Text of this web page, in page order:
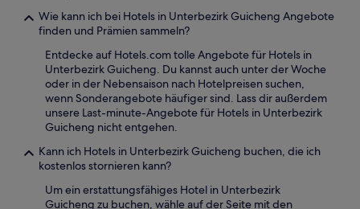
Wie kann ich bei Hotels in Unterbezirk Guicheng Angebote
finden und Prämien sammeln?
Entdecke auf Hotels.com tolle Angebote für Hotels in
Unterbezirk Guicheng. Du kannst auch unter der Woche
oder in der Nebensaison nach Hotelpreisen suchen,
wenn Sonderangebote häufiger sind. Lass dir außerdem
unsere Last-minute-Angebote für Hotels in Unterbezirk
Guicheng nicht entgehen.
Kann ich Hotels in Unterbezirk Guicheng buchen, die ich
kostenlos stornieren kann?
Um ein erstattungsfähiges Hotel in Unterbezirk
Guicheng zu buchen, wähle auf der Seite mit den